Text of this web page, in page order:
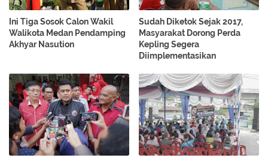
Ini Tiga Sosok Calon Wakil
Walikota Medan Pendamping
Akhyar Nasution
Sudah Diketok Sejak 2017,
Masyarakat Dorong Perda
Kepling Segera
Diimplementasikan